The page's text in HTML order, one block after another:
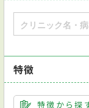
特徴
特徴から探